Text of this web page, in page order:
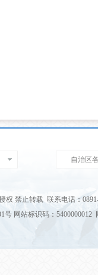
自治区
禁止转载 联系电话：
号 网站标识码：5400000012